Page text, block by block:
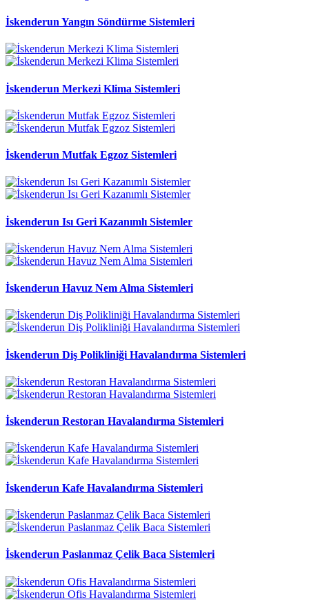
İskenderun Yangın Söndürme Sistemleri
İskenderun Merkezi Klima Sistemleri
İskenderun Mutfak Egzoz Sistemleri
İskenderun Isı Geri Kazanımlı Sistemler
İskenderun Havuz Nem Alma Sistemleri
İskenderun Diş Polikliniği Havalandırma Sistemleri
İskenderun Restoran Havalandırma Sistemleri
İskenderun Kafe Havalandırma Sistemleri
İskenderun Paslanmaz Çelik Baca Sistemleri